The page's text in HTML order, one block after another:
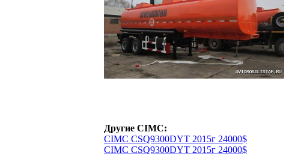
Другие CIMC:
CIMC CSQ9300DYT 2015г 24000$
CIMC CSQ9300DYT 2015г 24000$